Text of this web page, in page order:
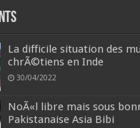
La difficile situation des
chrÃ©tiens en Inde
30/04/2022
NoÃ«l libre mais sous
Pakistanaise Asia Bibi